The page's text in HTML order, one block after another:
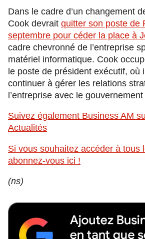
Dans le cadre d’un changement
Cook devrait quitter son poste de
septembre pour céder la place à
cadre chevronné de l’entreprise
matériel informatique. Cook
le poste de président exécutif, où
continuer à gérer les relations
l’entreprise avec le
Suivez également Business AM
Actualités
Si vous souhaitez accéder à tous
abonnez-vous ici !
(ns)